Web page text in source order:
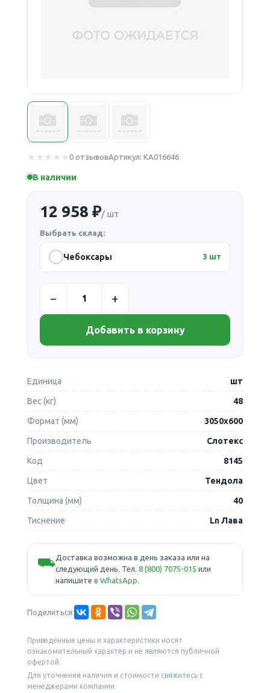
0 отзывовАртикул: КА016646
В наличии
12 958 ₽/ шт
Выбрать склад:
Чебоксары 3 шт
Добавить в корзину
Единица шт
Вес (кг) 48
Формат (мм) 3050х600
Производитель Слотекс
Код 8145
Цвет Тендола
Толщина (мм) 40
Тиснение Ln Лава
⛟Доставка возможна в день заказа или на
следующий день. Тел. 8 (800) 7075-015 или
напишите в WhatsApp.
Поделиться:
Приведённые цены и характеристики носят
ознакомительный характер и не являются публичной
офертой.
Для уточнения наличия и стоимости свяжитесь с
менеджерами компании.